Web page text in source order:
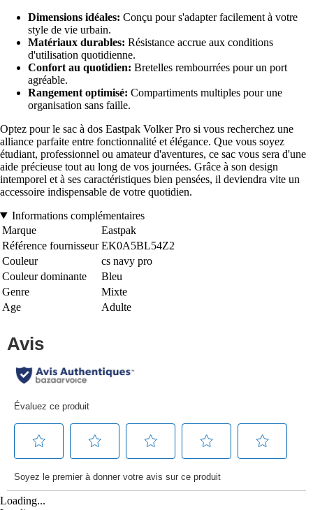
Dimensions idéales: Conçu pour s'adapter facilement à votre
style de vie urbain.
Matériaux durables: Résistance accrue aux conditions
d'utilisation quotidienne.
Confort au quotidien: Bretelles rembourrées pour un port
agréable.
Rangement optimisé: Compartiments multiples pour une
organisation sans faille.
Optez pour le sac à dos Eastpak Volker Pro si vous recherchez une
alliance parfaite entre fonctionnalité et élégance. Que vous soyez
étudiant, professionnel ou amateur d'aventures, ce sac vous sera d'une
aide précieuse tout au long de vos journées. Grâce à son design
intemporel et à ses caractéristiques bien pensées, il deviendra vite un
accessoire indispensable de votre quotidien.
Informations complémentaires
Marque
Eastpak
Référence fournisseur EK0A5BL54Z2
Couleur
cs navy pro
Couleur dominante
Bleu
Genre
Mixte
Age
Adulte
Loading...